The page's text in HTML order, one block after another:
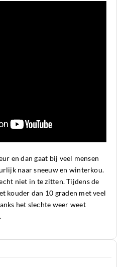
en dan gaat bij veel mensen
naar sneeuw en winterkou.
niet in te zitten. Tijdens de
kouder dan 10 graden met veel
het slechte weer weet